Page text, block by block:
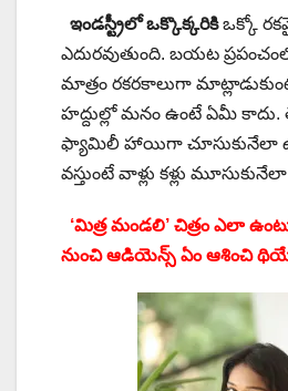
ఇండస్ట్రీలో ఒక్కొక్కరికిఒక్కో
ఎదురవుతుంది. బయట
మాత్రం రకరకాలుగా
హద్దుల్లో మనం ఉంటే ఏమీ కాదు.
ఫ్యామిలీ హాయిగా చూసుకునేలా
వస్తుంటే వాళ్లు కళ్లు
‘మిత్ర మండలి’ చిత్రం ఎలా
నుంచి ఆడియెన్స్ ఏం ఆశించి